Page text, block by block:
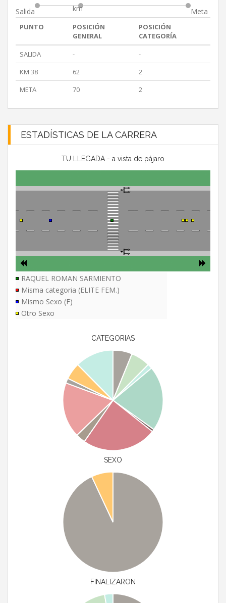
Salida
km
Meta
PUNTO
POSICIÓN
GENERAL
POSICIÓN
CATEGORÍA
SALIDA
-
-
KM 38
62
2
META
70 2
ESTADÍSTICAS DE LA CARRERA
TU LLEGADA - a vista de pájaro
RAQUEL ROMAN SARMIENTO
Misma categoria (ELITE FEM.)
Mismo Sexo (F)
Otro Sexo
CATEGORIAS
SEXO
FINALIZARON